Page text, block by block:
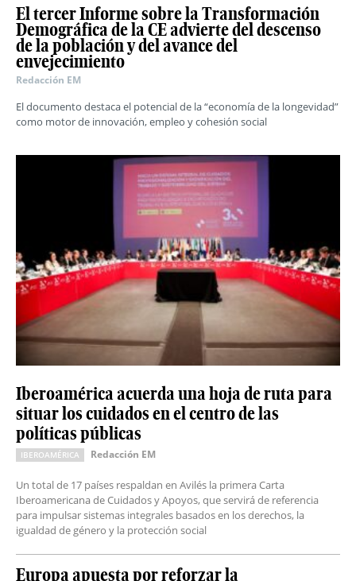
El tercer Informe sobre la Transformación
Demográfica de la CE advierte del descenso
de la población y del avance del
envejecimiento
Redacción EM
El documento destaca el potencial de la “economía de la longevidad”
como motor de innovación, empleo y cohesión social
Iberoamérica acuerda una hoja de ruta para
situar los cuidados en el centro de las
políticas públicas
IBEROAMÉRICA Redacción EM
Un total de 17 países respaldan en Avilés la primera Carta
Iberoamericana de Cuidados y Apoyos, que servirá de referencia
para impulsar sistemas integrales basados en los derechos, la
igualdad de género y la protección social
Europa apuesta por reforzar la